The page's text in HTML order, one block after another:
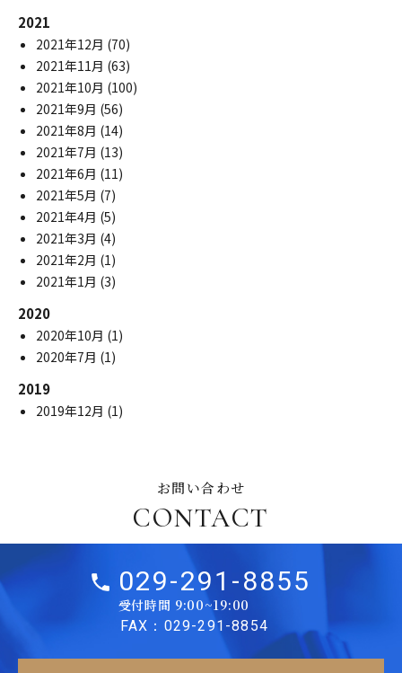
2021
2021年12月 (70)
2021年11月 (63)
2021年10月 (100)
2021年9月 (56)
2021年8月 (14)
2021年7月 (13)
2021年6月 (11)
2021年5月 (7)
2021年4月 (5)
2021年3月 (4)
2021年2月 (1)
2021年1月 (3)
2020
2020年10月 (1)
2020年7月 (1)
2019
2019年12月 (1)
お問い合わせ
CONTACT
029-291-8855
受付時間 9:00~19:00
FAX：029-291-8854